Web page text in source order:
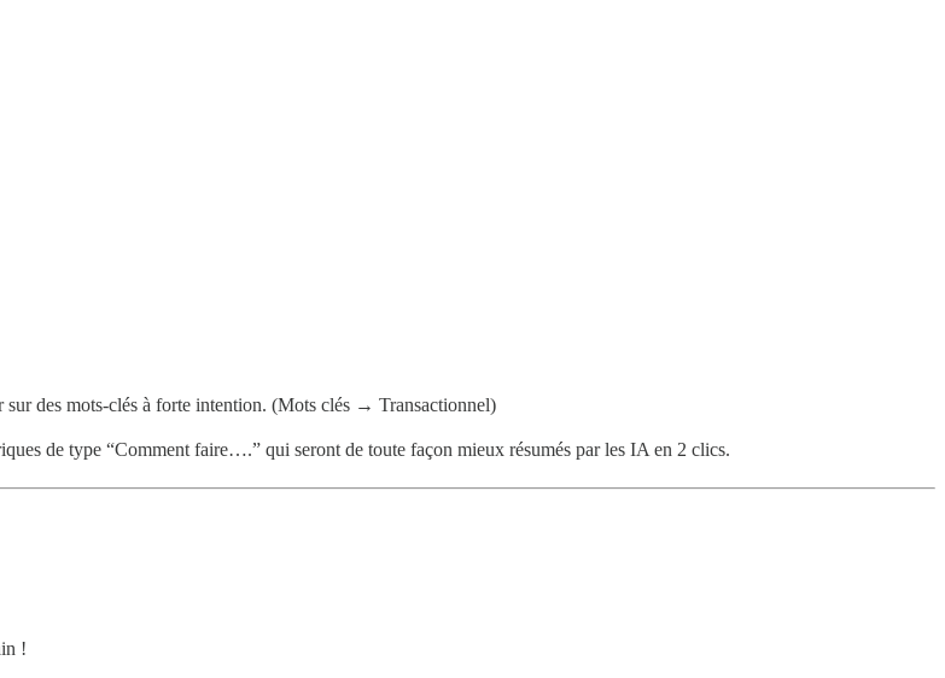
sur des mots-clés à forte intention. (Mots clés → Transactionnel)
de type “Comment faire….” qui seront de toute façon mieux résumés par les IA en 2 clics.
!